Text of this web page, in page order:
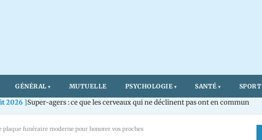
GÉNÉRAL MUTUELLE PSYCHOLOGIE SANTÉ SPORT
2026 ]Super-agers : ce que les cerveaux qui ne déclinent pas ont en commun
plaque funéraire moderne pour honorer vos proches